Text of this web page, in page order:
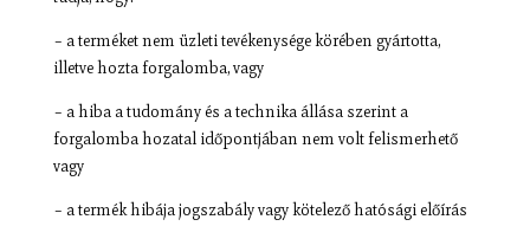
– a terméket nem üzleti tevékenysége körében gyártotta,
illetve hozta forgalomba, vagy
– a hiba a tudomány és a technika állása szerint a
forgalomba hozatal időpontjában nem volt felismerhető
vagy
– a termék hibája jogszabály vagy kötelező hatósági előírás